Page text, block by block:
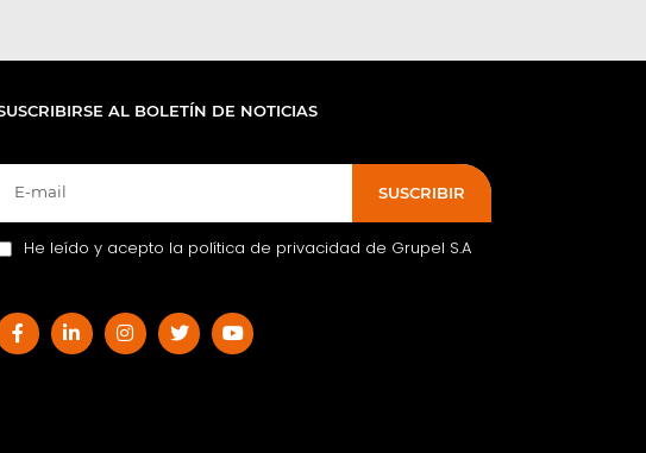
AL BOLETÍN DE NOTICIAS
SUSCRIBIR
He leído y acepto la política de privacidad de Grupel S.A